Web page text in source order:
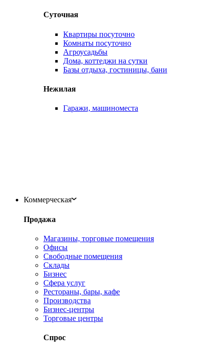
Суточная
Квартиры посуточно
Комнаты посуточно
Агроусадьбы
Дома, коттеджи на сутки
Базы отдыха, гостиницы, бани
Нежилая
Гаражи, машиноместа
Коммерческая
Продажа
Магазины, торговые помещения
Офисы
Свободные помещения
Склады
Бизнес
Сфера услуг
Рестораны, бары, кафе
Производства
Бизнес-центры
Торговые центры
Спрос